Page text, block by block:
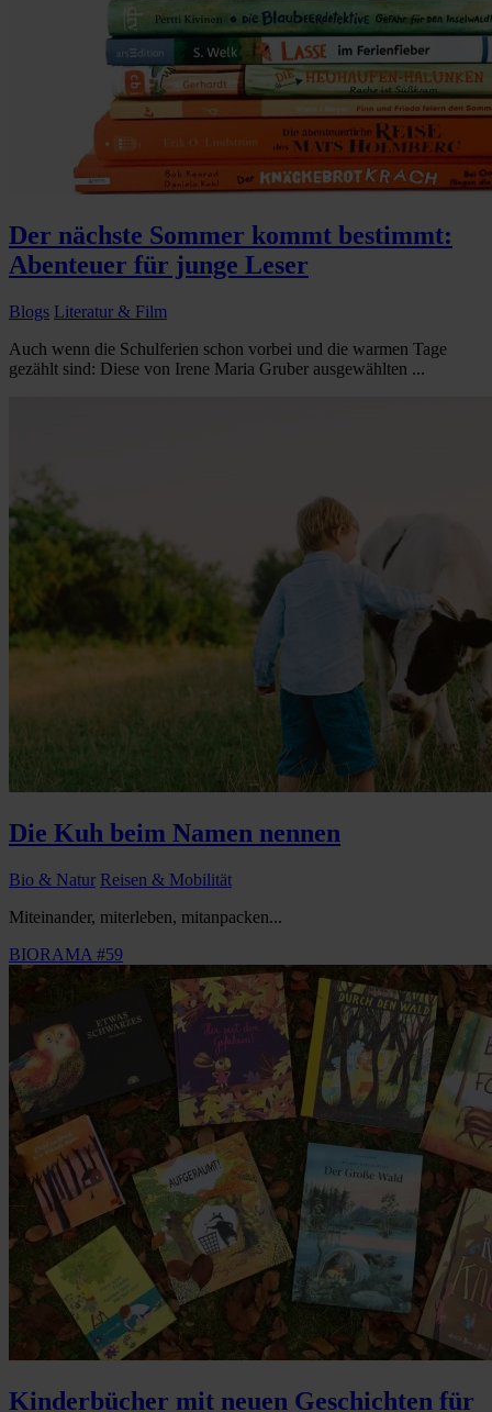
Der nächste Sommer kommt bestimmt:
Abenteuer für junge Leser
Blogs Literatur & Film
Auch wenn die Schulferien schon vorbei und die warmen Tage
gezählt sind: Diese von Irene Maria Gruber ausgewählten ...
Die Kuh beim Namen nennen
Bio & Natur Reisen & Mobilität
Miteinander, miterleben, mitanpacken...
BIORAMA #59
Kinderbücher mit neuen Geschichten für